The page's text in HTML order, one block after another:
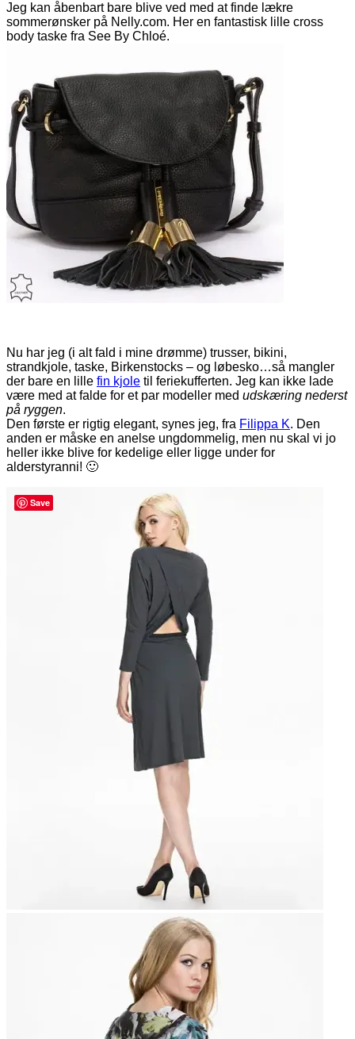
Jeg kan åbenbart bare blive ved med at finde lækre
sommerønsker på Nelly.com. Her en fantastisk lille cross
body taske fra See By Chloé.
Nu har jeg (i alt fald i mine drømme) trusser, bikini,
strandkjole, taske, Birkenstocks – og løbesko…så mangler
der bare en lille fin kjole til feriekufferten. Jeg kan ikke lade
være med at falde for et par modeller med udskæring nederst
på ryggen.
Den første er rigtig elegant, synes jeg, fra Filippa K. Den
anden er måske en anelse ungdommelig, men nu skal vi jo
heller ikke blive for kedelige eller ligge under for
alderstyranni! 🙂
Save